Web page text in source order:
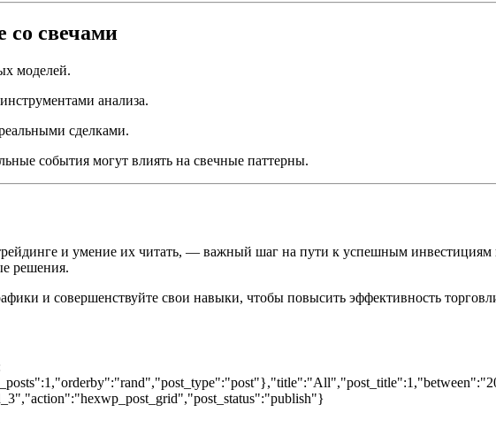
со свечами
моделей.
анализа.
сделками.
события могут влиять на свечные паттерны.
и умение их читать, — важный шаг на пути к успешным
решения.
и совершенствуйте свои навыки, чтобы повысить эффективность